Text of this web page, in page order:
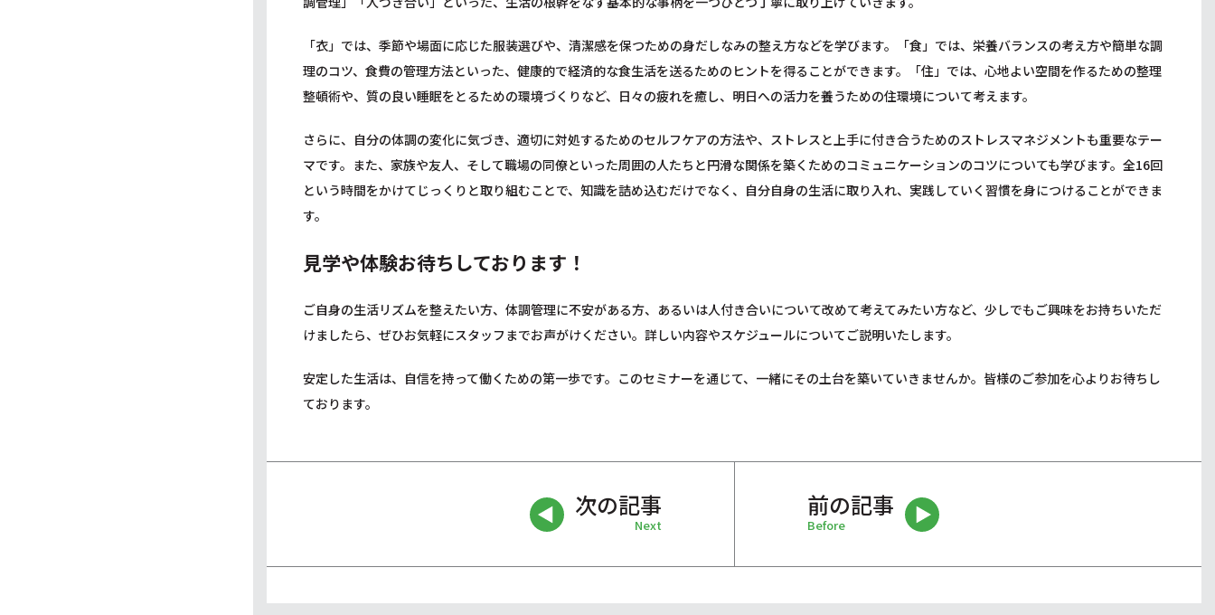
「衣」では、季節や場面に応じた服装選びや、清潔感を保つための身だしなみの整え方などを学びます。「食」では、栄養バランスの考え方や簡単な調
理のコツ、食費の管理方法といった、健康的で経済的な食生活を送るためのヒントを得ることができます。「住」では、心地よい空間を作るための整理
整頓術や、質の良い睡眠をとるための環境づくりなど、日々の疲れを癒し、明日への活力を養うための住環境について考えます。
さらに、自分の体調の変化に気づき、適切に対処するためのセルフケアの方法や、ストレスと上手に付き合うためのストレスマネジメントも重要なテー
マです。また、家族や友人、そして職場の同僚といった周囲の人たちと円滑な関係を築くためのコミュニケーションのコツについても学びます。全16回
という時間をかけてじっくりと取り組むことで、知識を詰め込むだけでなく、自分自身の生活に取り入れ、実践していく習慣を身につけることができま
す。
見学や体験お待ちしております！
ご自身の生活リズムを整えたい方、体調管理に不安がある方、あるいは人付き合いについて改めて考えてみたい方など、少しでもご興味をお持ちいただ
けましたら、ぜひお気軽にスタッフまでお声がけください。詳しい内容やスケジュールについてご説明いたします。
安定した生活は、自信を持って働くための第一歩です。このセミナーを通じて、一緒にその土台を築いていきませんか。皆様のご参加を心よりお待ちし
ております。
次の記事
Next
前の記事
Before